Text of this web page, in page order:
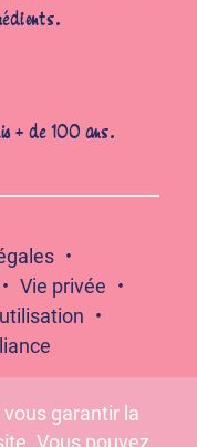
+ de 100 ans.
Vie privée
garantir la
Vous pouvez